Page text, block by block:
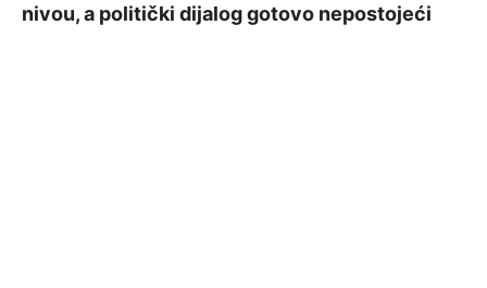
nivou, a politički dijalog gotovo nepostojeći